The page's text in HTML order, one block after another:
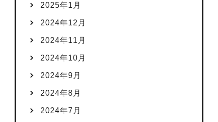
2025年1月
2024年12月
2024年11月
2024年10月
2024年9月
2024年8月
2024年7月